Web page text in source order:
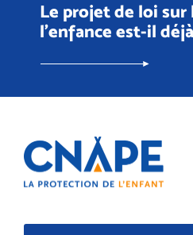
Le projet de loi
l’enfance est-il